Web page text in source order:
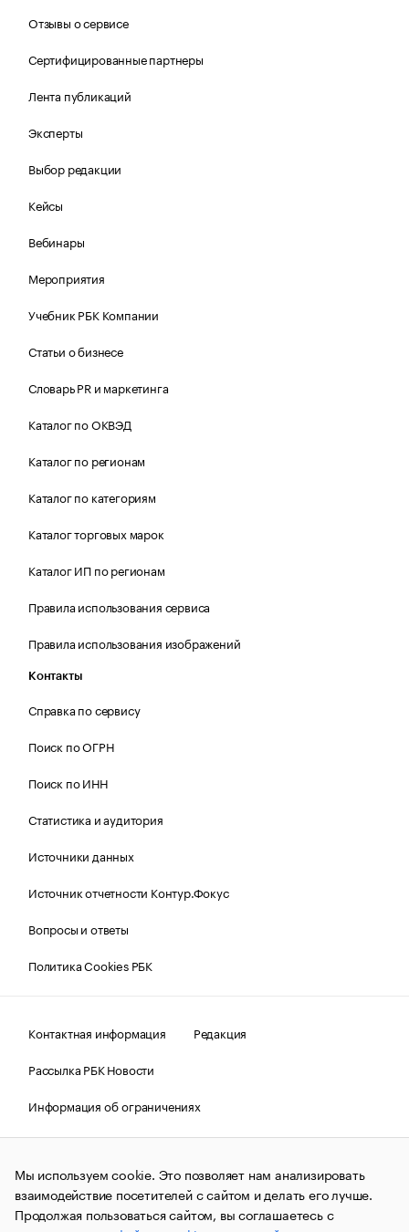
Отзывы о сервисе
Сертифицированные партнеры
Лента публикаций
Эксперты
Выбор редакции
Кейсы
Вебинары
Мероприятия
Учебник РБК Компании
Статьи о бизнесе
Словарь PR и маркетинга
Каталог по ОКВЭД
Каталог по регионам
Каталог по категориям
Каталог торговых марок
Каталог ИП по регионам
Правила использования сервиса
Правила использования изображений
Контакты
Справка по сервису
Поиск по ОГРН
Поиск по ИНН
Статистика и аудитория
Источники данных
Источник отчетности Контур.Фокус
Вопросы и ответы
Политика Cookies РБК
Контактная информация
Редакция
Рассылка РБК Новости
Информация об ограничениях
Правовая информация
О соблюдении авторских прав
© АО «РОСБИЗНЕСКОНСАЛТИНГ»,1995–2026.Сообщения
и материалы информационного агентства «РБК»
(зарегистрировано Федеральной службой по надзору в сфере
связи, информационных технологий и массовых
Мы используем cookie. Это позволяет нам анализировать
взаимодействие посетителей с сайтом и делать его лучше.
Продолжая пользоваться сайтом, вы соглашаетесь с